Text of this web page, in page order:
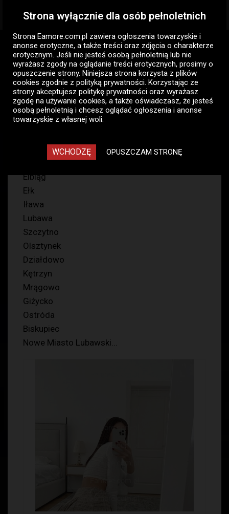
Eamore.com.pl Ogłoszenia pań
Pani szuka pana
Warmińsko-mazurskie
Pani szuka pana - ogłoszenia
towarzyskie pań Warmińsko-
mazurskie
70
Olsztyn
Elbląg
Ełk
Iława
Lubawa
Szczytno
Olsztynek
Działdowo
Kętrzyn
Mrągowo
Giżycko
Ostróda
Biskupiec
Nowe Miasto Lubawski...
Strona wyłącznie dla osób pełnoletnich
Strona Eamore.com.pl zawiera ogłoszenia towarzyskie i
anonse erotyczne, a także treści oraz zdjęcia o charakterze
erotycznym. Jeśli nie jesteś osobą pełnoletnią lub nie
wyrażasz zgody na oglądanie treści erotycznych, prosimy o
opuszczenie strony. Niniejsza strona korzysta z plików
cookies zgodnie z polityką prywatności. Korzystając ze
strony akceptujesz politykę prywatności oraz wyrażasz
zgodę na używanie cookies, a także oświadczasz, że jesteś
osobą pełnoletnią i chcesz oglądać ogłoszenia i anonse
towarzyskie z własnej woli.
WCHODZĘ OPUSZCZAM STRONĘ